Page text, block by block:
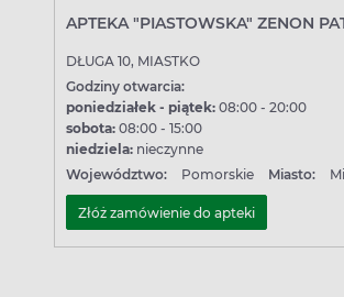
APTEKA "PIASTOWSKA" ZENON
DŁUGA 10, MIASTKO
Godziny otwarcia:
poniedziałek - piątek: 08:00 - 20:00
sobota: 08:00 - 15:00
niedziela: nieczynne
Województwo:
Pomorskie Miasto:
Złóż zamówienie do apteki